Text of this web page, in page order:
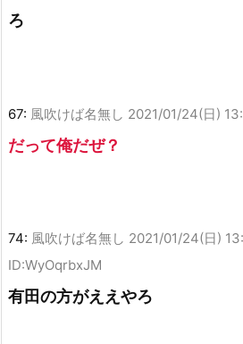
ろ
67: 風吹けば名無し 2021/01/24(日)
だって俺だぜ？
74: 風吹けば名無し 2021/01/24(日)
ID:WyOqrbxJM
有田の方がええやろ